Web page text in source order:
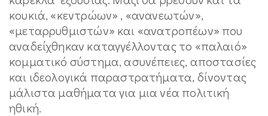
κουκιά, «κεντρώων» , «ανανεωτών»,
«μεταρρυθμιστών» και «ανατροπέων» που
αναδείχθηκαν καταγγέλλοντας το «παλαιό»
κομματικό σύστημα, ασυνέπειες, αποστασίες
και ιδεολογικά παραστρατήματα, δίνοντας
μάλιστα μαθήματα για μια νέα πολιτική
ηθική.